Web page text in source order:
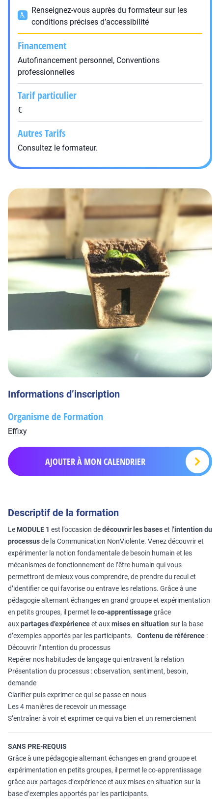
Renseignez-vous auprès du formateur sur les
conditions précises d’accessibilité
Financement
Autofinancement personnel, Conventions
professionnelles
Tarif particulier
€
Autres Tarifs
Consultez le formateur.
Informations d’inscription
Organisme de Formation
Effixy
AJOUTER À MON CALENDRIER
Descriptif de la formation
Le MODULE 1 est l’occasion dedécouvrir les baseset l’intention du
processusde la Communication NonViolente. Venez découvrir et
expérimenter la notion fondamentale de besoin humain et les
mécanismes de fonctionnement de l’être humain qui vous
permettront de mieux vous comprendre, de prendre du recul et
d’identifier ce qui favorise ou entrave les relations. Grâce à une
pédagogie alternant échanges en grand groupe et expérimentation
en petits groupes, il permet leco-apprentissagegrâce
auxpartages d’expérienceet auxmises en situation sur la base
d’exemples apportés par les participants. Contenu de référence :
Découvrir l’intention du processus
Repérer nos habitudes de langage qui entravent la relation
Présentation du processus : observation, sentiment, besoin,
demande
Clarifier puis exprimer ce qui se passe en nous
Les 4 manières de recevoir un message
S’entraîner à voir et exprimer ce qui va bien et un remerciement
SANS PRE-REQUIS
Grâce à une pédagogie alternant échanges en grand groupe et
expérimentation en petits groupes, il permet le co-apprentissage
grâce aux partages d’expérience et aux mises en situation sur la
base d’exemples apportés par les participants.